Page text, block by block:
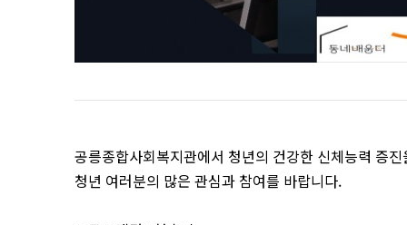
공릉종합사회복지관에서 청년의 건강한 신체능력 증
청년 여러분의 많은 관심과 참여를 바랍니다.